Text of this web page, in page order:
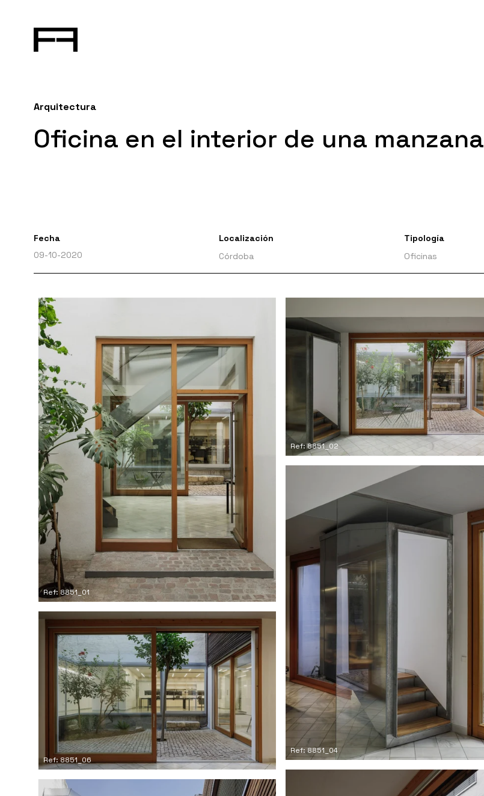
Arquitectura
Oficina en el interior de una manzana
Fecha
09-10-2020
Localización
Córdoba
Tipología
Oficinas
Ref: 8851_01
Ref: 8851_02
Ref: 8851_04
Ref: 8851_06